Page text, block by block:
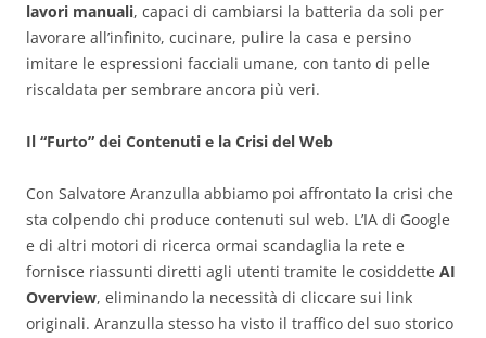
lavori manuali, capaci di cambiarsi la batteria da soli per
lavorare all’infinito, cucinare, pulire la casa e persino
imitare le espressioni facciali umane, con tanto di pelle
riscaldata per sembrare ancora più veri.
Il “Furto” dei Contenuti e la Crisi del Web
Con Salvatore Aranzulla abbiamo poi affrontato la crisi che
sta colpendo chi produce contenuti sul web. L’IA di Google
e di altri motori di ricerca ormai scandaglia la rete e
fornisce riassunti diretti agli utenti tramite le cosiddette AI
Overview, eliminando la necessità di cliccare sui link
originali. Aranzulla stesso ha visto il traffico del suo storico